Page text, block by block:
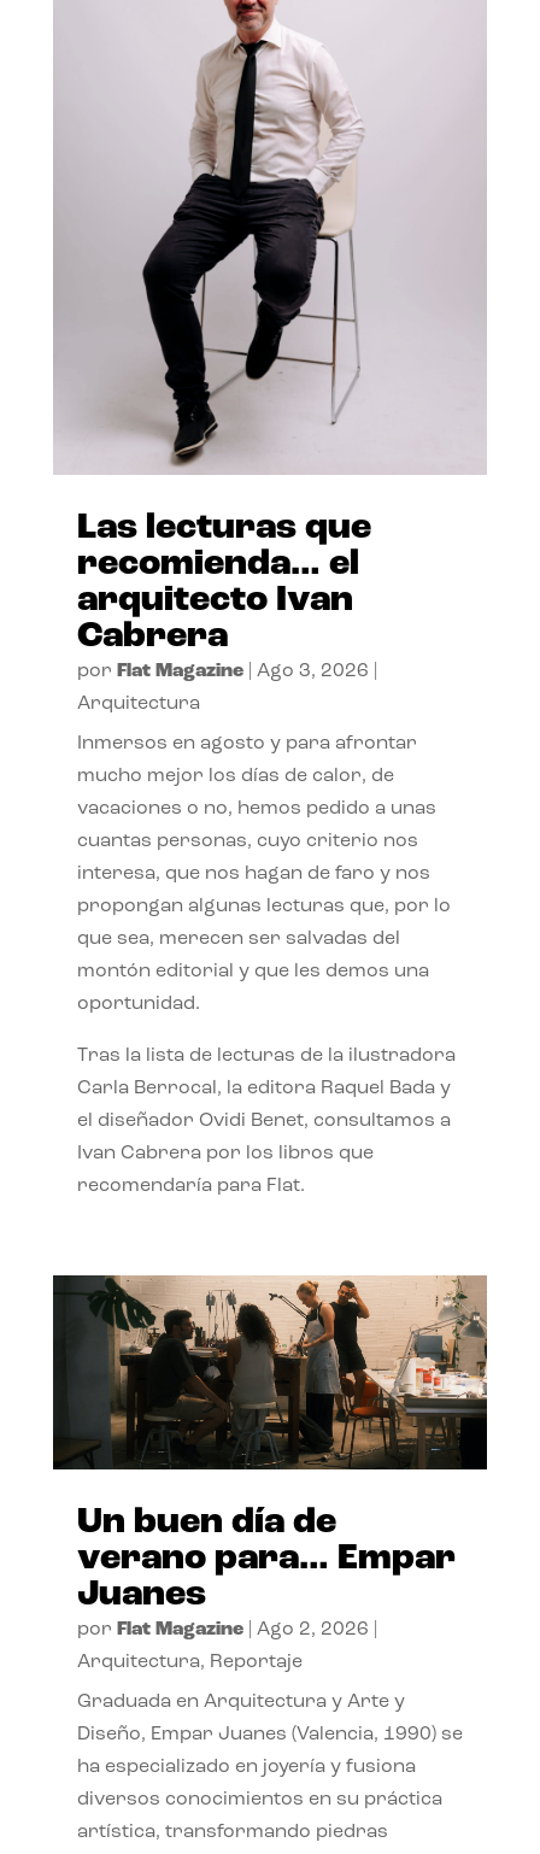
Las lecturas que
recomienda… el
arquitecto Ivan
Cabrera
por Flat Magazine| Ago 3, 2026
Arquitectura
Inmersos en agosto y para afrontar
mucho mejor los días de calor, de
vacaciones o no, hemos pedido a unas
cuantas personas, cuyo criterio nos
interesa, que nos hagan de faro y nos
propongan algunas lecturas que, por lo
que sea, merecen ser salvadas del
montón editorial y que les demos una
oportunidad.
Tras la lista de lecturas de la ilustradora
Carla Berrocal, la editora Raquel Bada y
el diseñador Ovidi Benet, consultamos a
Ivan Cabrera por los libros que
recomendaría para Flat.
Un buen día de
verano para… Empar
Juanes
por Flat Magazine| Ago 2, 2026
Arquitectura, Reportaje
Graduada en Arquitectura y Arte y
Diseño, Empar Juanes (Valencia, 1990) se
ha especializado en joyería y fusiona
diversos conocimientos en su práctica
artística, transformando piedras